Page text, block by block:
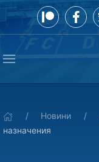
Новини
назначения